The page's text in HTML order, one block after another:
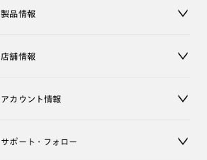
製品情報
店舗情報
アカウント情報
サポート・フォロー